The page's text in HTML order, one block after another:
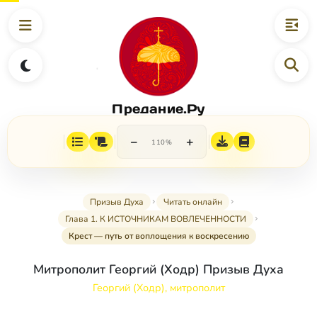
Предание.Ру
− 110% +
Призыв Духа
Читать онлайн
Глава 1. К ИСТОЧНИКАМ ВОВЛЕЧЕННОСТИ
Крест — путь от воплощения к воскресению
Митрополит Георгий (Ходр) Призыв Духа
Георгий (Ходр), митрополит